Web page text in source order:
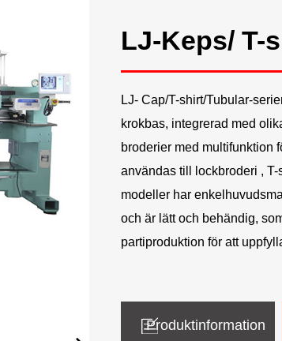
LJ-Keps/ T-
LJ- Cap/T-shirt/Tubular-
krokbas, integrerad med
broderier med multifunktion
användas till
lockbroderi ,
modeller har
och är lätt och behändig,
partiproduktion för att
Produktinformation